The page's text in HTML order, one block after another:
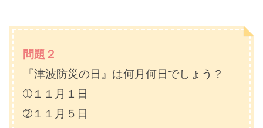
防災先生
問題２
『津波防災の日』は何月何日でしょう？
➀１１月１日
➁１１月５日